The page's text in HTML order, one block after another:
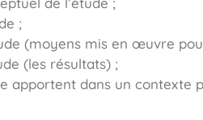
;
(moyens mis en œuvre
(les résultats) ;
apportent dans un